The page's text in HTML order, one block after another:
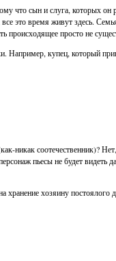
что сын и слуга, которых он
это время живут здесь.
происходящее просто не
Например, купец, который
никак соотечественник)?
пьесы не будет видеть
хранение хозяину